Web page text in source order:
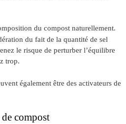
du compost naturellement.
du fait de la quantité de sel
le risque de perturber l’équilibre
trop.
également être des activateurs de
compost